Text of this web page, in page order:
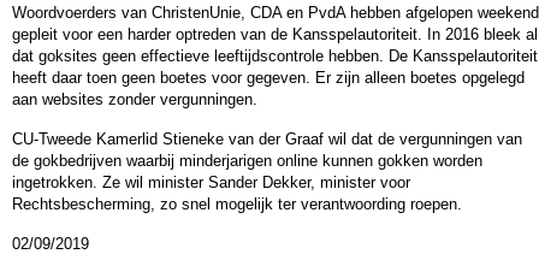
Woordvoerders van ChristenUnie, CDA en PvdA hebben afgelopen weekend
gepleit voor een harder optreden van de Kansspelautoriteit. In 2016 bleek al
dat goksites geen effectieve leeftijdscontrole hebben. De Kansspelautoriteit
heeft daar toen geen boetes voor gegeven. Er zijn alleen boetes opgelegd
aan websites zonder vergunningen.
CU-Tweede Kamerlid Stieneke van der Graaf wil dat de vergunningen van
de gokbedrijven waarbij minderjarigen online kunnen gokken worden
ingetrokken. Ze wil minister Sander Dekker, minister voor
Rechtsbescherming, zo snel mogelijk ter verantwoording roepen.
02/09/2019